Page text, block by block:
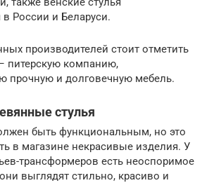
в России и Беларуси.
производителей стоит отметить
питерскую компанию,
прочную и долговечную мебель.
стулья
быть функциональным, но это
в магазине некрасивые изделия. У
трансформеров есть неоспоримое
выглядят стильно, красиво и